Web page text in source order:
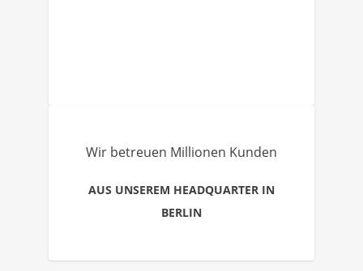
Wir betreuen Millionen Kunden
AUS UNSEREM HEADQUARTER IN
BERLIN